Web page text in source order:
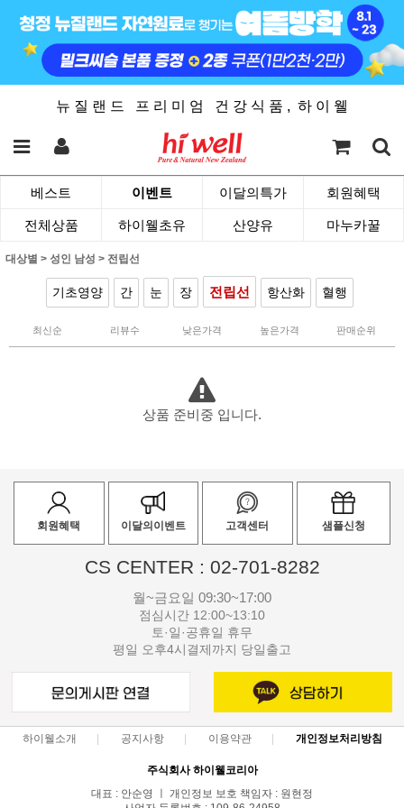
뉴 질 랜 드 프 리 미 엄 건 강 식 품 , 하 이 웰
베스트 이벤트 이달의특가 회원혜택
전체상품 하이웰초유 산양유 마누카꿀
대상별 > 성인 남성 > 전립선
기초영양 간 눈 장 전립선 항산화 혈행
최신순 리뷰수 낮은가격 높은가격 판매순위
상품 준비중 입니다.
회원혜택 이달의이벤트 고객센터 샘플신청
CS CENTER : 02-701-8282
월~금요일 09:30~17:00
점심시간 12:00~13:10
토·일·공휴일 휴무
평일 오후4시결제까지 당일출고
하이웰소개 공지사항 이용약관 개인정보처리방침
주식회사 하이웰코리아
대표 : 안순영 ㅣ 개인정보 보호 책임자 : 원현정